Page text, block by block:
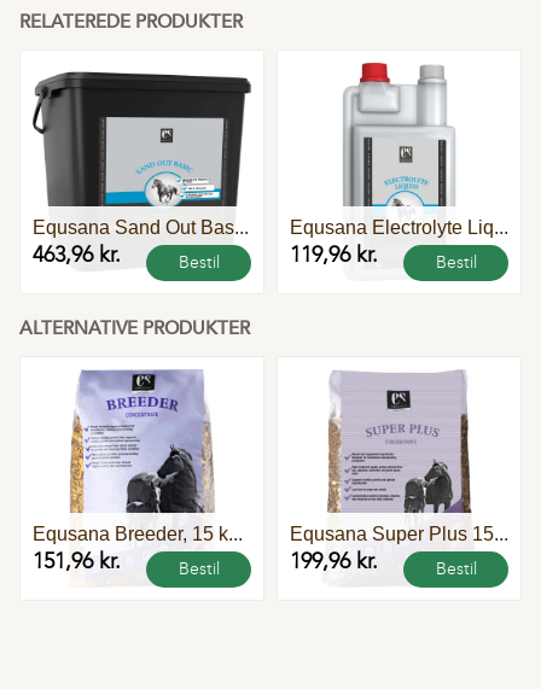
RELATEREDE PRODUKTER
Bestil
Equsana Sand Out Bas...
463,96 kr. Bestil
Equsana Electrolyte Liq...
Flere
varianter
119,96 kr.
ALTERNATIVE PRODUKTER
Bestil
Equsana Breeder, 15 k...
151,96 kr. Bestil
Equsana Super Plus 15...
199,96 kr.